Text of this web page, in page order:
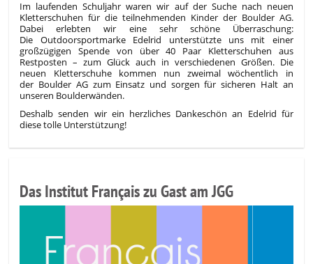
Im laufenden Schuljahr waren wir auf der Suche nach neuen
Kletterschuhen für die teilnehmenden Kinder der Boulder AG.
Dabei erlebten wir eine sehr schöne Überraschung:
Die Outdoorsportmarke Edelrid unterstützte uns mit einer
großzügigen Spende von über 40 Paar Kletterschuhen aus
Restposten – zum Glück auch in verschiedenen Größen. Die
neuen Kletterschuhe kommen nun zweimal wöchentlich in
der Boulder AG zum Einsatz und sorgen für sicheren Halt an
unseren Boulderwänden.
Deshalb senden wir ein herzliches Dankeschön an Edelrid für
diese tolle Unterstützung!
Das Institut Français zu Gast am JGG